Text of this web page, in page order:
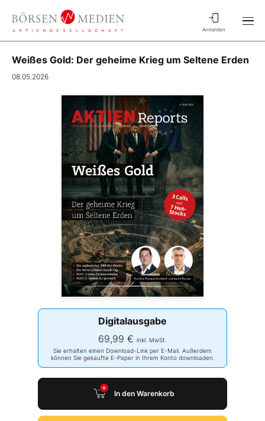
Anmelden
Weißes Gold: Der geheime Krieg um Seltene Erden
08.05.2026
Digitalausgabe
69,99 € inkl. MwSt.
Sie erhalten einen Download-Link per E-Mail. Außerdem
können Sie gekaufte E-Paper in Ihrem Konto downloaden.
In den Warenkorb